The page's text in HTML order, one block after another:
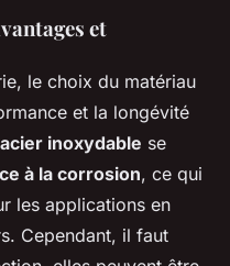
et
le choix du matériau
et la longévité
inoxydable se
à la corrosion, ce qui
les applications en
Cependant, il faut